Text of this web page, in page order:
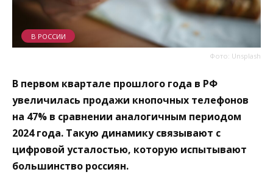
Фото: Unsplash
В РОССИИ
В первом квартале прошлого года в РФ
увеличилась продажи кнопочных телефонов
на 47% в сравнении аналогичным периодом
2024 года. Такую динамику связывают с
цифровой усталостью, которую испытывают
большинство россиян.